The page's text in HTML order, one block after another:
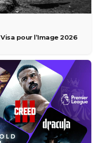
pour l’Image 2026